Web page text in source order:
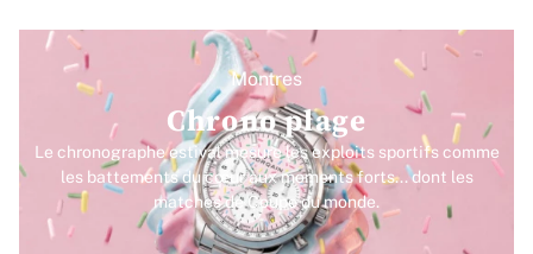
Montres
Chrono plage
Le chronographe estival mesure les exploits sportifs comme
les battements du cœur aux moments forts... dont les
matches de Coupe du monde.